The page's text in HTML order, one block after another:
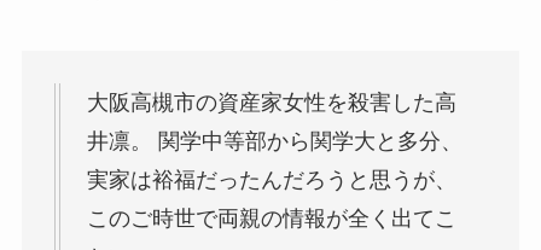
大阪高槻市の資産家女性を殺害した高
井凛。 関学中等部から関学大と多分、
実家は裕福だったんだろうと思うが、
このご時世で両親の情報が全く出てこ